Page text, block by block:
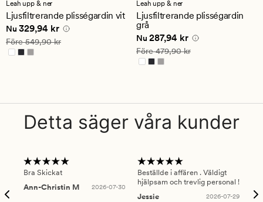
ett
genomsnittligt
betyg
på
4
Leah upp & ner
Ljusfiltrerande plisségardin vit
Nuvarande pris
Nu 329,94 kr
Ordinarie pris 549,90 kr
Före549,90 kr
ett
genomsnittligt
betyg
på
4
Leah upp & ner
Ljusfiltrerande plisségardin
grå
Nuvarande pris
Nu 287,94 kr
Ordinarie pris 479,90 kr
Före479,90 kr
Detta säger våra kunder
Bra Skickat
Ann-Christin M
2026-07-30
Beställde i affären . Väldigt
hjälpsam och trevlig personal !
Jessie
2026-07-29